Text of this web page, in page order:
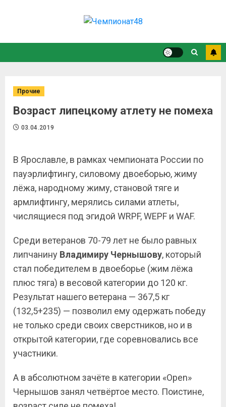
Прочие
Возраст липецкому атлету не помеха
03.04.2019
В Ярославле, в рамках чемпионата России по
пауэрлифтингу, силовому двоеборью, жиму
лёжа, народному жиму, становой тяге и
армлифтингу, мерялись силами атлеты,
числящиеся под эгидой WRPF, WEPF и WAF.
Среди ветеранов 70-79 лет не было равных
липчанину Владимиру Чернышову, который
стал победителем в двоеборье (жим лёжа
плюс тяга) в весовой категории до 120 кг.
Результат нашего ветерана — 367,5 кг
(132,5+235) — позволил ему одержать победу
не только среди своих сверстников, но и в
открытой категории, где соревновались все
участники.
А в абсолютном зачёте в категории «Open»
Чернышов занял четвёртое место. Поистине,